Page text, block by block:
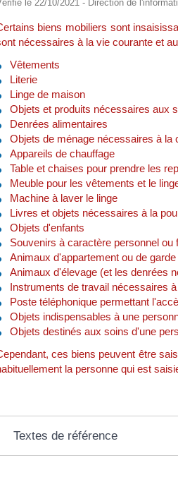
le 22/10/2021 - Direction de
biens mobiliers sont
nécessaires à la vie courante et
Vêtements
Literie
Linge de maison
Objets et produits nécessaires aux
Denrées alimentaires
Objets de ménage nécessaires à la
Appareils de chauffage
Table et chaises pour prendre les
Meuble pour les vêtements et le
Machine à laver le linge
Livres et objets nécessaires à la
Objets d'enfants
Souvenirs à caractère personnel ou
Animaux d'appartement ou de garde
Animaux d'élevage (et les denrées
Instruments de travail nécessaires
Poste téléphonique permettant
Objets indispensables à une
Objets destinés aux soins d'une
ces biens peuvent être
la personne qui est
Textes de référence